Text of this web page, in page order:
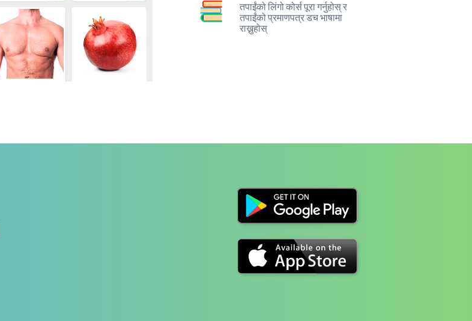
तपाईंको लिंगो कोर्स पूरा गर्नुहोस् र
तपाईंको प्रमाणपत्र डच भाषामा
राख्नुहोस्